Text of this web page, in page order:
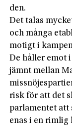
den.
Det talas
och många
motigt i
De håller emot
jämnt mellan
risk för att det
parlamentet att
enas i en rimlig